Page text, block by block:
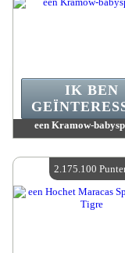
een Kramow-
Beschikbare
IK BEN
2.175.100